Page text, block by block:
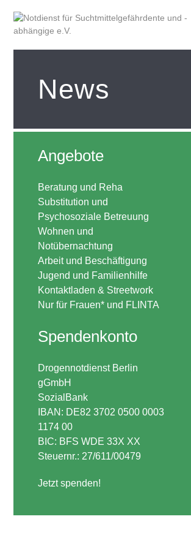
News
Angebote
Beratung und Reha
Substitution und
Psychosoziale Betreuung
Wohnen und
Notübernachtung
Arbeit und Beschäftigung
Jugend und Familienhilfe
Kontaktladen & Streetwork
Nur für Frauen* und FLINTA
Spendenkonto
Drogennotdienst Berlin
gGmbH
SozialBank
IBAN: DE82 3702 0500 0003
1174 00
BIC: BFS WDE 33X XX
Steuernr.: 27/611/00479
Jetzt spenden!